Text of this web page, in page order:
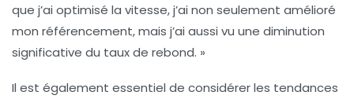
que j’ai optimisé la vitesse, j’ai non seulement amélioré
mon référencement, mais j’ai aussi vu une diminution
significative du taux de rebond. »
Il est également essentiel de considérer les tendances